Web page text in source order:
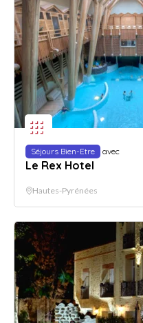
Séjours Bien-Etre avec
Le Rex Hotel
Hautes-Pyrénées